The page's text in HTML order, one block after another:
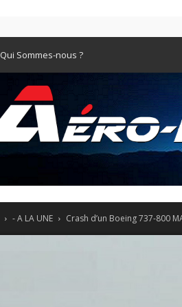
Qui Sommes-nous ?
- A LA UNE Crash d’un Boeing 737-800